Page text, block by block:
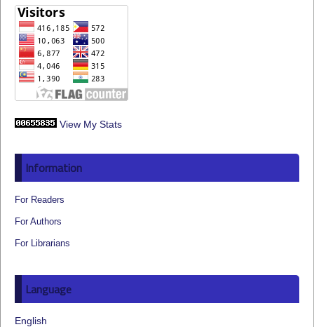
View My Stats
Information
For Readers
For Authors
For Librarians
Language
English